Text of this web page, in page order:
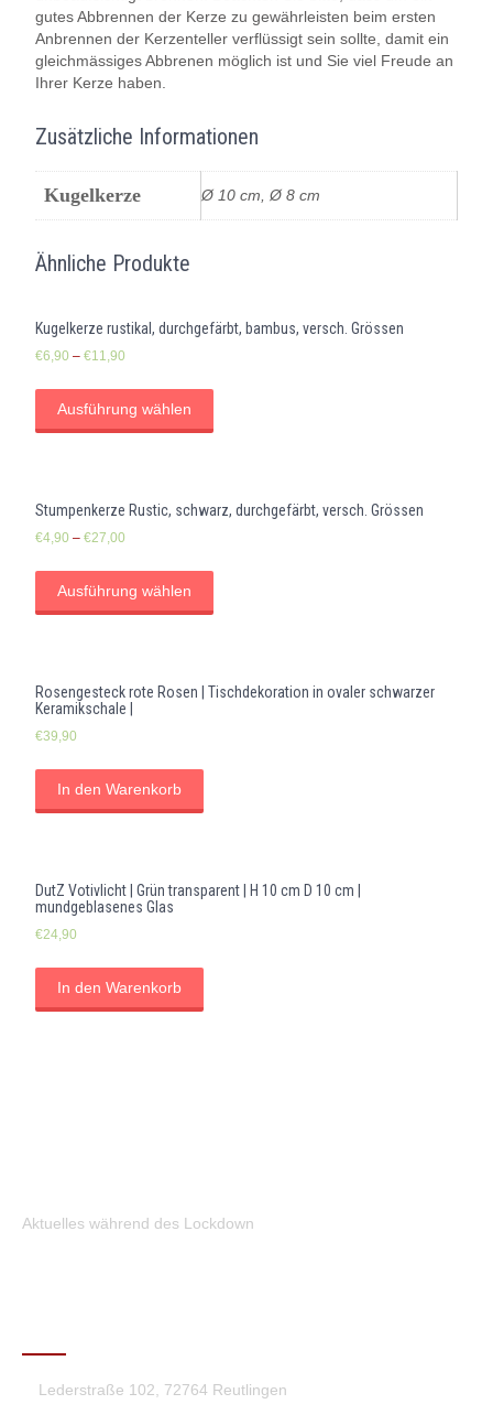
gutes Abbrennen der Kerze zu gewährleisten beim ersten
Anbrennen der Kerzenteller verflüssigt sein sollte, damit ein
gleichmässiges Abbrenen möglich ist und Sie viel Freude an
Ihrer Kerze haben.
Zusätzliche Informationen
Kugelkerze Ø 10 cm, Ø 8 cm
Ähnliche Produkte
Kugelkerze rustikal, durchgefärbt, bambus, versch. Grössen
€6,90 – €11,90
Ausführung wählen
Stumpenkerze Rustic, schwarz, durchgefärbt, versch. Grössen
€4,90 – €27,00
Ausführung wählen
Rosengesteck rote Rosen | Tischdekoration in ovaler schwarzer
Keramikschale |
€39,90
In den Warenkorb
DutZ Votivlicht | Grün transparent | H 10 cm D 10 cm |
mundgeblasenes Glas
€24,90
In den Warenkorb
Aktuelles während des Lockdown
Lederstraße 102, 72764 Reutlingen